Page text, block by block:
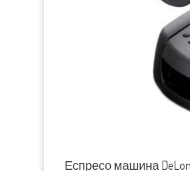
Еспресо машина